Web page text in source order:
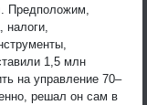
Предположим,
налоги,
1,5 млн
на управление 70–
решал он сам в